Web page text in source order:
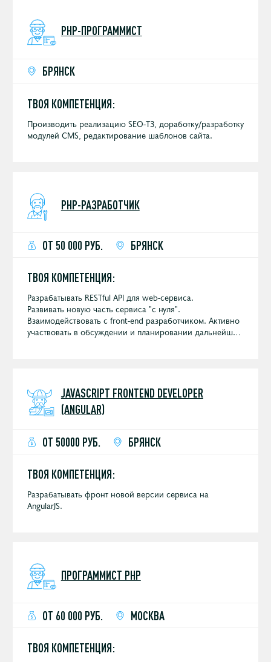
PHP-ПРОГРАММИСТ
БРЯНСК
ТВОЯ КОМПЕТЕНЦИЯ:
Производить реализацию SEO-ТЗ, доработку/разработку
модулей CMS, редактирование шаблонов сайта.
PHP-РАЗРАБОТЧИК
ОТ 50 000 РУБ. БРЯНСК
ТВОЯ КОМПЕТЕНЦИЯ:
Разрабатывать RESTful API для web-сервиса.
Развивать новую часть сервиса "с нуля".
Взаимодействовать с front-end разработчиком. Активно
участвовать в обсуждении и планировании дальнейшей
JAVASCRIPT FRONTEND DEVELOPER
(ANGULAR)
ОТ 50000 РУБ. БРЯНСК
ТВОЯ КОМПЕТЕНЦИЯ:
Разрабатывать фронт новой версии сервиса на
AngularJS.
ПРОГРАММИСТ PHP
ОТ 60 000 РУБ. МОСКВА
ТВОЯ КОМПЕТЕНЦИЯ: